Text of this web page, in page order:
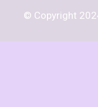
© Copyright